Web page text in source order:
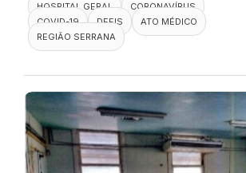
HOSPITAL GERAL
CORONAVÍRUS
COVID-19
DEFIS
ATO MÉDICO
REGIÃO SERRANA